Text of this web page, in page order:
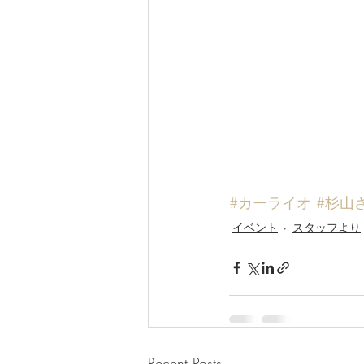
#カーライオ #杉山
イベント スタッフより